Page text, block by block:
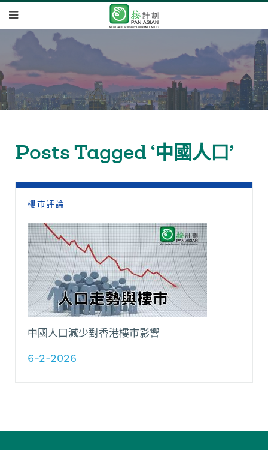
Posts Tagged ‘中國人口’
樓市評論
中國人口減少對香港樓市影響
6-2-2026